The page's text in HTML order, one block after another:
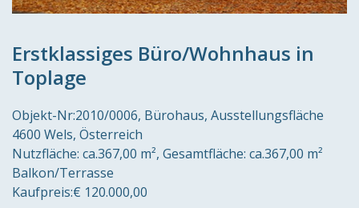
Erstklassiges Büro/Wohnhaus in
Toplage
Objekt-Nr:2010/0006 Bürohaus, Ausstellungsfläche
4600 Wels Österreich
Nutzfläche: ca.367,00 m² Gesamtfläche: ca.367,00 m²
Balkon/Terrasse
Kaufpreis:€ 120.000,00